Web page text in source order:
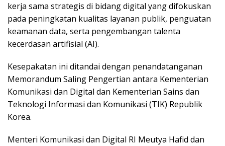
kerja sama strategis di bidang digital yang difokuskan
pada peningkatan kualitas layanan publik, penguatan
keamanan data, serta pengembangan talenta
kecerdasan artifisial (AI).
Kesepakatan ini ditandai dengan penandatanganan
Memorandum Saling Pengertian antara Kementerian
Komunikasi dan Digital dan Kementerian Sains dan
Teknologi Informasi dan Komunikasi (TIK) Republik
Korea.
Menteri Komunikasi dan Digital RI Meutya Hafid dan